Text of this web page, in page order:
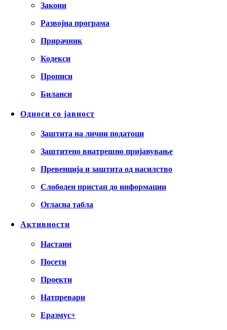
Закони
Развојна програма
Прирачник
Кодекси
Прописи
Биланси
Односи со јавност
Заштита на лични податоци
Заштитено внатрешно пријавување
Превенција и заштита од насилство
Слободен пристап до информации
Огласна табла
Активности
Настани
Посети
Проекти
Натпревари
Еразмус+